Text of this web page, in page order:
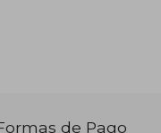
de Pago